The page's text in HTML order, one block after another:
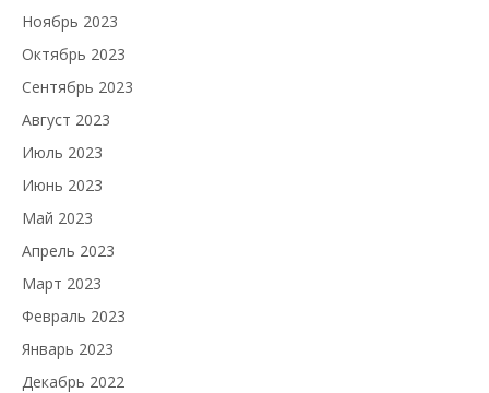
Ноябрь 2023
Октябрь 2023
Сентябрь 2023
Август 2023
Июль 2023
Июнь 2023
Май 2023
Апрель 2023
Март 2023
Февраль 2023
Январь 2023
Декабрь 2022